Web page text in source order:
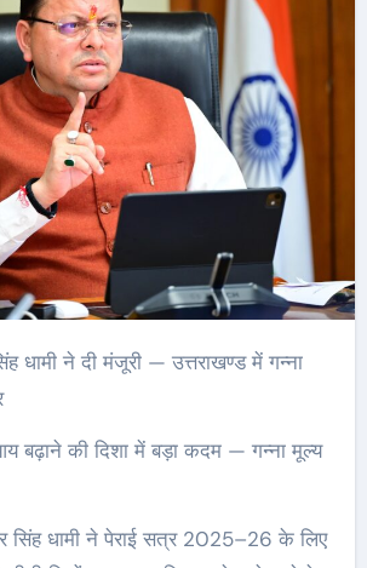
बढ़ाने की दिशा में बड़ा कदम — गन्ना मूल्य
सिंह धामी ने पेराई सत्र 2025–26 के लिए